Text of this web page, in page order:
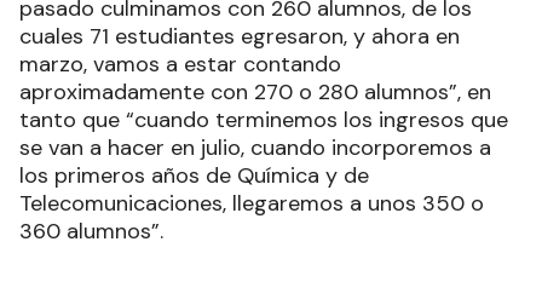
pasado culminamos con 260 alumnos, de los
cuales 71 estudiantes egresaron, y ahora en
marzo, vamos a estar contando
aproximadamente con 270 o 280 alumnos”, en
tanto que “cuando terminemos los ingresos que
se van a hacer en julio, cuando incorporemos a
los primeros años de Química y de
Telecomunicaciones, llegaremos a unos 350 o
360 alumnos”.